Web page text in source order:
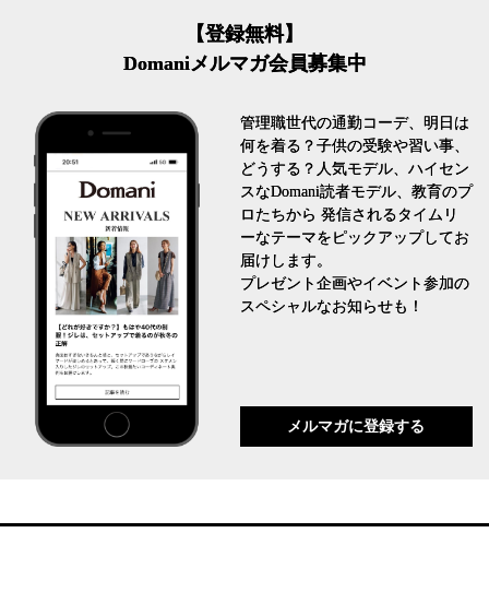
【登録無料】
Domaniメルマガ会員募集中
管理職世代の通勤コーデ、明日は
何を着る？子供の受験や習い事、
どうする？人気モデル、ハイセン
スなDomani読者モデル、教育のプ
ロたちから 発信されるタイムリ
ーなテーマをピックアップしてお
届けします。
プレゼント企画やイベント参加の
スペシャルなお知らせも！
メルマガに登録する